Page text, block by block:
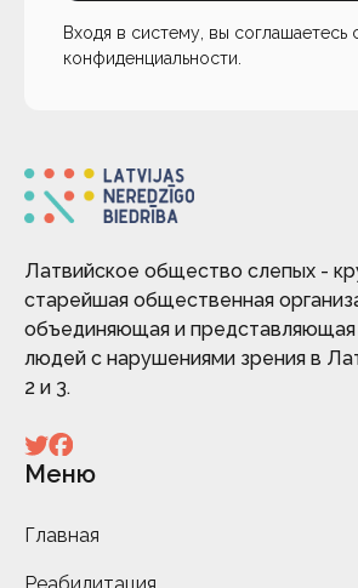
Входя в систему, вы соглашаетесь
конфиденциальности
Латвийское общество слепых -
старейшая общественная
объединяющая и
людей с нарушениями зрения в
2 и 3.
Меню
Главная